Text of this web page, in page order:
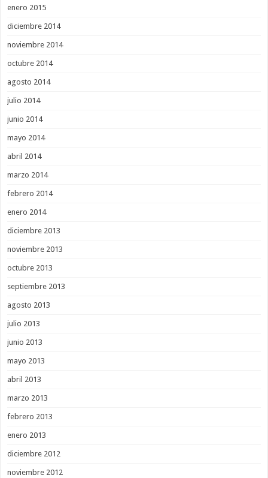
enero 2015
diciembre 2014
noviembre 2014
octubre 2014
agosto 2014
julio 2014
junio 2014
mayo 2014
abril 2014
marzo 2014
febrero 2014
enero 2014
diciembre 2013
noviembre 2013
octubre 2013
septiembre 2013
agosto 2013
julio 2013
junio 2013
mayo 2013
abril 2013
marzo 2013
febrero 2013
enero 2013
diciembre 2012
noviembre 2012